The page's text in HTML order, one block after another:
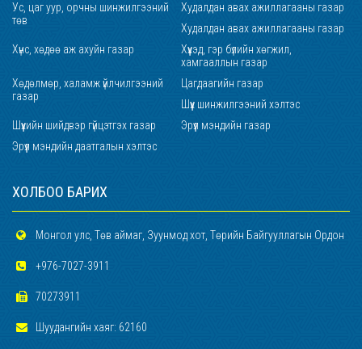
Ус, цаг уур, орчны шинжилгээний
төв
Худалдан авах ажиллагааны газар
Худалдан авах ажиллагааны газар
Хүнс, хөдөө аж ахуйн газар
Хүүхэд, гэр бүлийн хөгжил,
хамгааллын газар
Хөдөлмөр, халамж үйлчилгээний
газар
Цагдаагийн газар
Шүүх шинжилгээний хэлтэс
Шүүхийн шийдвэр гүйцэтгэх газар
Эрүүл мэндийн газар
Эрүүл мэндийн даатгалын хэлтэс
ХОЛБОО БАРИХ
Монгол улс, Төв аймаг, Зуунмод хот, Төрийн Байгууллагын Ордон
+976-7027-3911
70273911
Шуудангийн хаяг: 62160